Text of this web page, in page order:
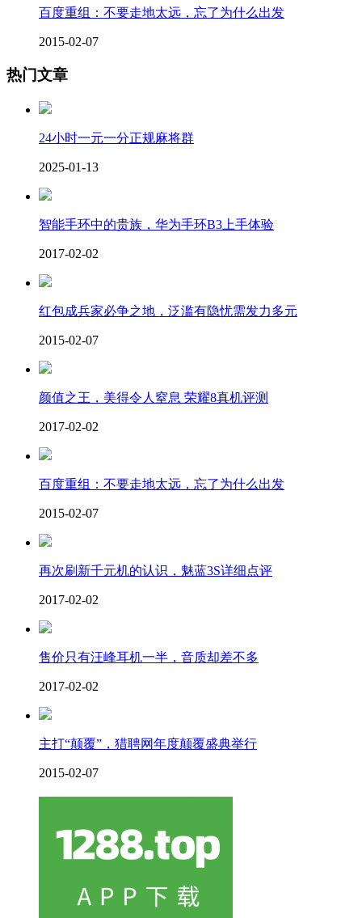
百度重组：不要走地太远，忘了为什么出发
2015-02-07
热门文章
24小时一元一分正规麻将群
2025-01-13
智能手环中的贵族，华为手环B3上手体验
2017-02-02
红包成兵家必争之地，泛滥有隐忧需发力多元
2015-02-07
颜值之王，美得令人窒息 荣耀8真机评测
2017-02-02
百度重组：不要走地太远，忘了为什么出发
2015-02-07
再次刷新千元机的认识，魅蓝3S详细点评
2017-02-02
售价只有汪峰耳机一半，音质却差不多
2017-02-02
主打“颠覆”，猎聘网年度颠覆盛典举行
2015-02-07